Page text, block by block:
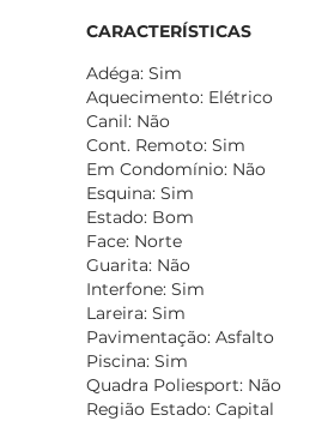
CARACTERÍSTICAS
Adéga: Sim
Aquecimento: Elétrico
Canil: Não
Cont. Remoto: Sim
Em Condomínio: Não
Esquina: Sim
Estado: Bom
Face: Norte
Guarita: Não
Interfone: Sim
Lareira: Sim
Pavimentação: Asfalto
Piscina: Sim
Quadra Poliesport: Não
Região Estado: Capital